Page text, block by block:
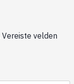
Vereiste velden